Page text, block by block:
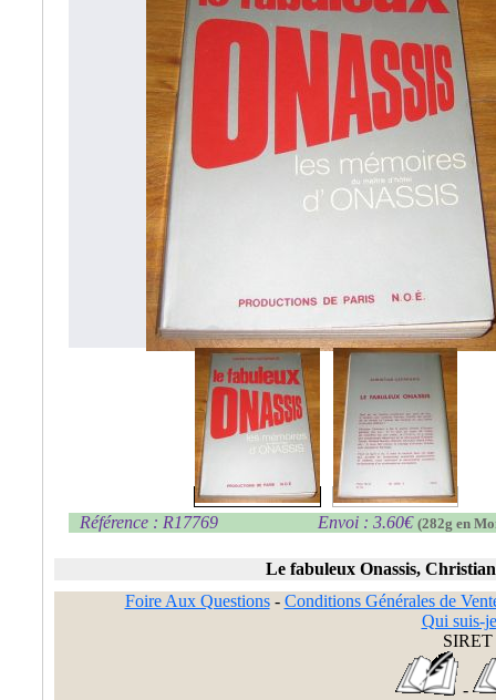
Référence : R17769 Envoi : 3.60€ (282g en
Le fabuleux Onassis,
Foire Aux Questions- Conditions Générales de
Qui suis-
SIRET
-